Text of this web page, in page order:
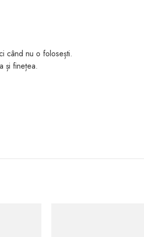
când nu o folosești.
și finețea.